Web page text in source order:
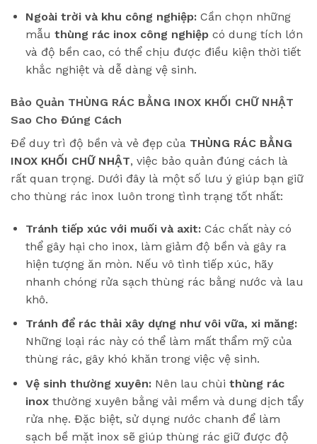
Ngoài trời và khu công nghiệp:Cần chọn những
mẫu thùng rác inox công nghiệpcó dung tích lớn
và độ bền cao, có thể chịu được điều kiện thời tiết
khắc nghiệt và dễ dàng vệ sinh.
Bảo Quản THÙNG RÁC BẰNG INOX KHỐI CHỮ NHẬT
Sao Cho Đúng Cách
Để duy trì độ bền và vẻ đẹp của THÙNG RÁC BẰNG
INOX KHỐI CHỮ NHẬT, việc bảo quản đúng cách là
rất quan trọng. Dưới đây là một số lưu ý giúp bạn giữ
cho thùng rác inox luôn trong tình trạng tốt nhất:
Tránh tiếp xúc với muối và axit:Các chất này có
thể gây hại cho inox, làm giảm độ bền và gây ra
hiện tượng ăn mòn. Nếu vô tình tiếp xúc, hãy
nhanh chóng rửa sạch thùng rác bằng nước và lau
khô.
Tránh để rác thải xây dựng như vôi vữa, xi măng:
Những loại rác này có thể làm mất thẩm mỹ của
thùng rác, gây khó khăn trong việc vệ sinh.
Vệ sinh thường xuyên:Nên lau chùi thùng rác
inoxthường xuyên bằng vải mềm và dung dịch tẩy
rửa nhẹ. Đặc biệt, sử dụng nước chanh để làm
sạch bề mặt inox sẽ giúp thùng rác giữ được độ